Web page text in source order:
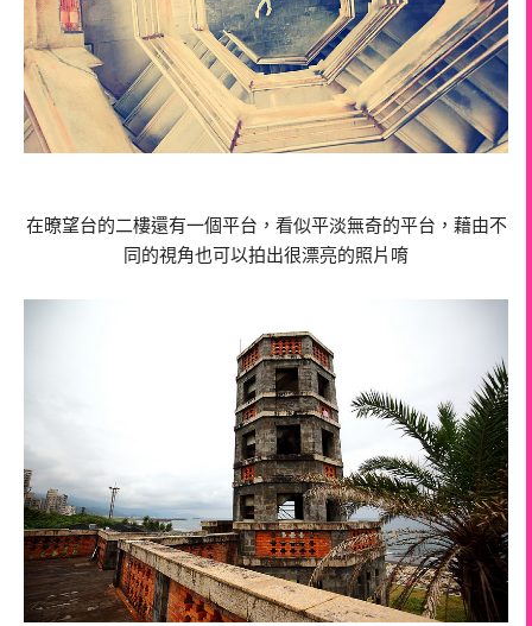
在暸望台的二樓還有一個平台，看似平淡無奇的平台，藉由不
同的視角也可以拍出很漂亮的照片唷